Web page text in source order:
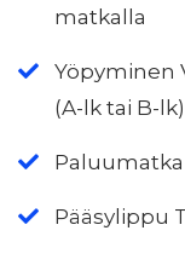
matkalla
Yöpyminen
(A-lk tai B-lk)
Pääsylippu